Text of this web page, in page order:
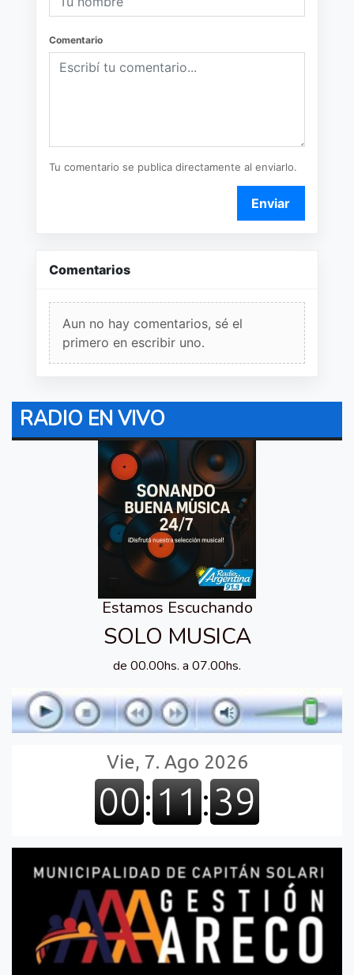
Comentario
Tu comentario se publica directamente al enviarlo.
Enviar
Comentarios
Aun no hay comentarios, sé el
primero en escribir uno.
RADIO EN VIVO
Estamos Escuchando
SOLO MUSICA
de 00.00hs. a 07.00hs.